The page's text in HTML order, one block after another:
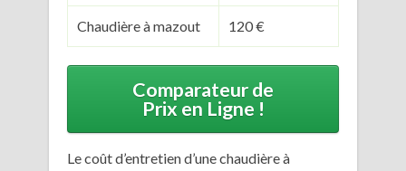
Chaudière à mazout 120 €
Comparateur de
Prix en Ligne !
Le coût d’entretien d’une chaudière à